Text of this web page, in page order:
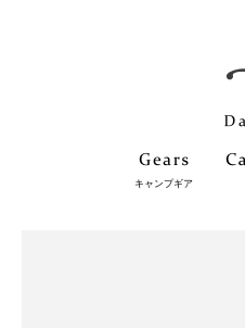
キャンプギア